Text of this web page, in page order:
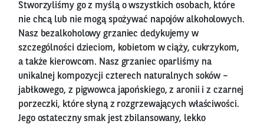
Stworzyliśmy go z myślą o wszystkich osobach, które
nie chcą lub nie mogą spożywać napojów alkoholowych.
Nasz bezalkoholowy grzaniec dedykujemy w
szczególności dzieciom, kobietom w ciąży, cukrzykom,
a także kierowcom. Nasz grzaniec oparliśmy na
unikalnej kompozycji czterech naturalnych soków –
jabłkowego, z pigwowca japońskiego, z aronii i z czarnej
porzeczki, które słyną z rozgrzewających właściwości.
Jego ostateczny smak jest zbilansowany, lekko